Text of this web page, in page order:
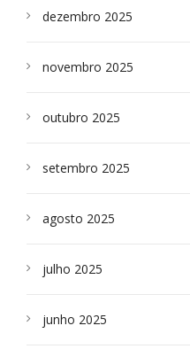
dezembro 2025
novembro 2025
outubro 2025
setembro 2025
agosto 2025
julho 2025
junho 2025